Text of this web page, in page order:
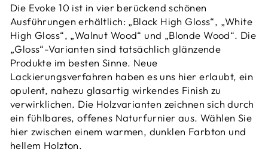
Die Evoke 10 ist in vier berückend schönen
Ausführungen erhältlich: „Black High Gloss“, „White
High Gloss“, „Walnut Wood“ und „Blonde Wood“. Die
„Gloss“-Varianten sind tatsächlich glänzende
Produkte im besten Sinne. Neue
Lackierungsverfahren haben es uns hier erlaubt, ein
opulent, nahezu glasartig wirkendes Finish zu
verwirklichen. Die Holzvarianten zeichnen sich durch
ein fühlbares, offenes Naturfurnier aus. Wählen Sie
hier zwischen einem warmen, dunklen Farbton und
hellem Holzton.